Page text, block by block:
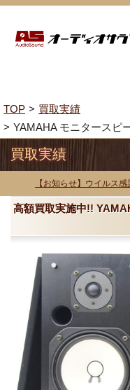
TOP
買取実績
YAMAHA モニタースピ
買取実績
【お知らせ】ウイルス
高額買取実施中!!